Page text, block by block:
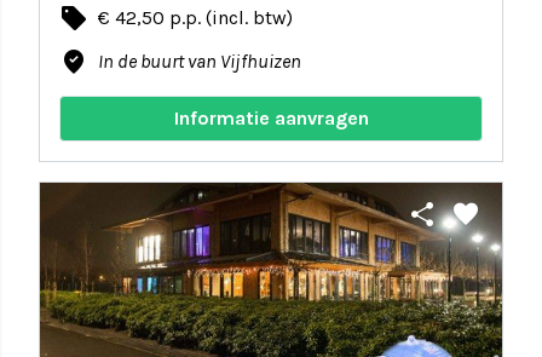
local_offer € 42,50 p.p. (incl. btw)
where_to_vote In de buurt van Vijfhuizen
Informatie aanvragen
share favorite